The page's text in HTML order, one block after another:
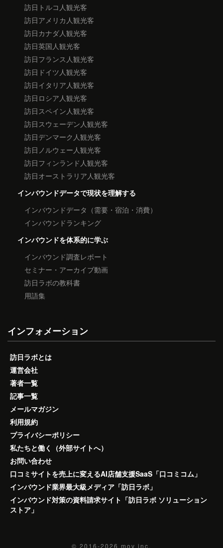
訪日トルコ人観光客
訪日アメリカ人観光客
訪日カナダ人観光客
訪日英国人観光客
訪日フランス人観光客
訪日ドイツ人観光客
訪日イタリア人観光客
訪日ロシア人観光客
訪日スペイン人観光客
訪日スウェーデン人観光客
訪日デンマーク人観光客
訪日ノルウェー人観光客
訪日フィンランド人観光客
訪日オーストラリア人観光客
インバウンドデータで現状を理解する
インバウンドデータ（需要・宿泊・消費）
インバウンドランキング
インバウンドを体系的に学ぶ
インバウンド調査レポート
セミナー・アーカイブ動画
訪日ラボの教科書
用語集
インフォメーション
訪日ラボとは
運営会社
著者一覧
記事一覧
メールマガジン
利用規約
プライバシーポリシー
私たちと働く（外部サイトへ）
お問い合わせ
口コミサイトを売上に変えるAI店舗支援SaaS「口コミコム」
インバウンド業界最大級メディア「訪日ラボ」
インバウンド対策の資料請求サイト「訪日ラボ ソリューション
ストア」
© 2016-2026 mov inc.